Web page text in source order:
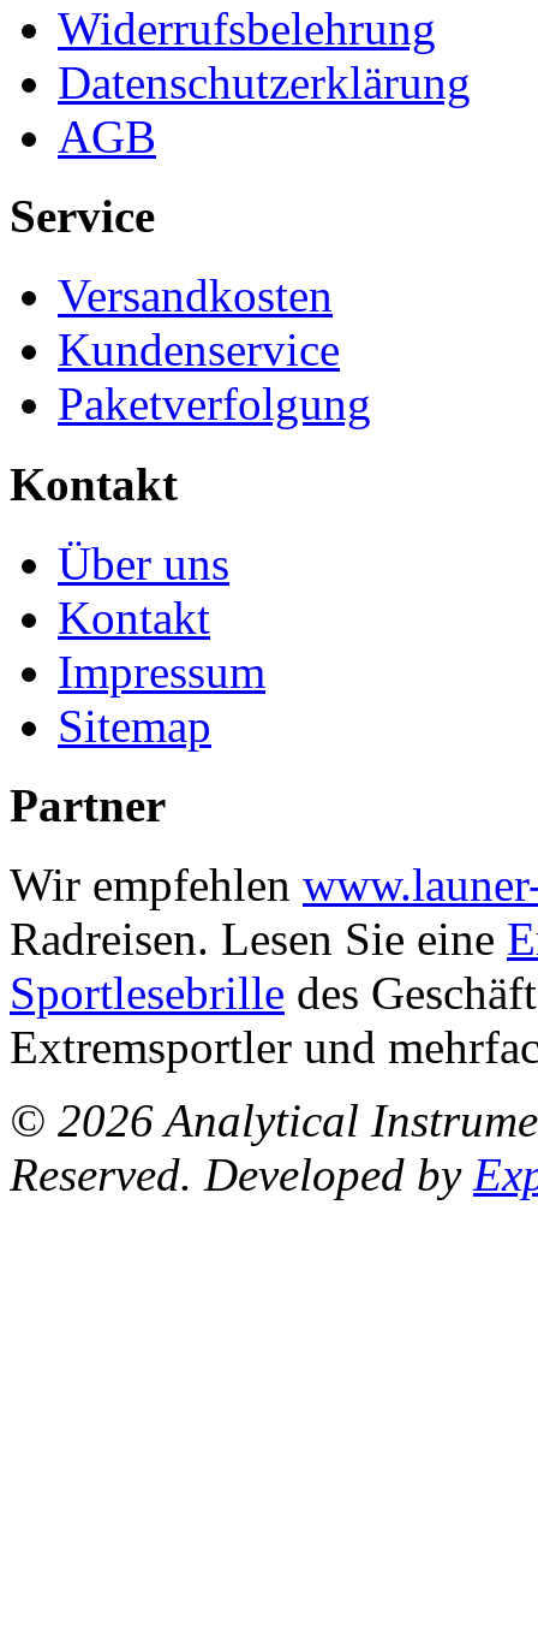
Widerrufsbelehrung
Datenschutzerklärung
AGB
Service
Versandkosten
Kundenservice
Paketverfolgung
Kontakt
Über uns
Kontakt
Impressum
Sitemap
Partner
Wir empfehlen
Radreisen. Lesen Sie eine
Sportlesebrille des
Extremsportler und
© 2026 Analytical
Reserved. Developed by